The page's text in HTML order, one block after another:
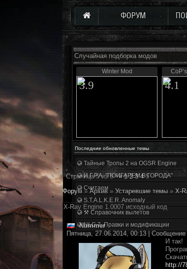
ФОРУМ
Случайная подборка модов
Winter Mod
3.9 4.1
Последние обновленные темы
Тайные Тропы 2 на OGSR Engine
И.Г.Р.А. "ПОИГАРЕМ В ГОРОДА"
Считаем
S.T.A.L.K.E.R. Anomaly
⚒ Справочник вылетов
NLC 7. Правки и модификации
Страница5из5 « 1 2 3 4 5
Форум » Архив » Устаревшие темы » X-
X-Ray Engine 1.0007 исходный код
Nummer
Пятница, 27.06.2014, 00:13 |
И так!
http://